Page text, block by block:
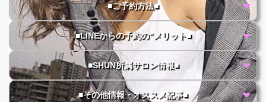
■ご予約方法■
■LINEからの予約の"メリット■
■SHUN所属サロン情報■
■その他情報・オススメ記事■